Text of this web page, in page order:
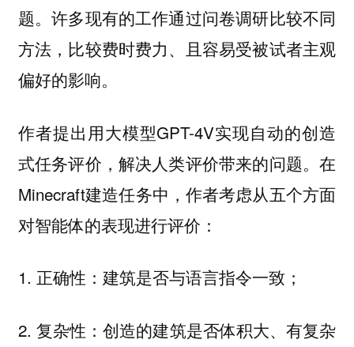
题。许多现有的工作通过问卷调研比较不同
方法，比较费时费力、且容易受被试者主观
偏好的影响。
作者提出用大模型GPT-4V实现自动的创造
式任务评价，解决人类评价带来的问题。在
Minecraft建造任务中，作者考虑从五个方面
对智能体的表现进行评价：
1. 正确性：建筑是否与语言指令一致；
2. 复杂性：创造的建筑是否体积大、有复杂